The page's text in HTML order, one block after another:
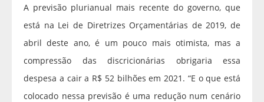
A previsão plurianual mais recente do governo, que
está na Lei de Diretrizes Orçamentárias de 2019, de
abril deste ano, é um pouco mais otimista, mas a
compressão das discricionárias obrigaria essa
despesa a cair a R$ 52 bilhões em 2021. “E o que está
colocado nessa previsão é uma redução num cenário